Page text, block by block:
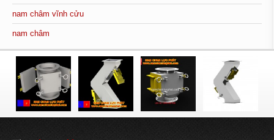
nam châm vĩnh cửu
nam châm